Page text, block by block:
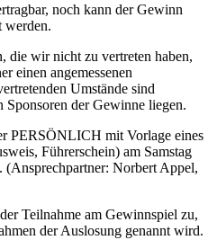
noch kann der Gewinn
werden.
wir nicht zu vertreten haben,
einen angemessenen
Umstände sind
Sponsoren der Gewinne liegen.
mit Vorlage eines
Führerschein) am Samstag
(Ansprechpartner: Norbert Appel,
Teilnahme am Gewinnspiel zu,
der Auslosung genannt wird.